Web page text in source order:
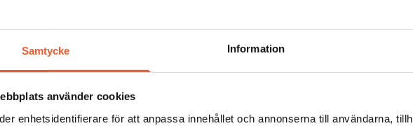
Samtycke Information
använder cookies
enhetsidentifierare för att anpassa innehållet och annonserna till användarna,